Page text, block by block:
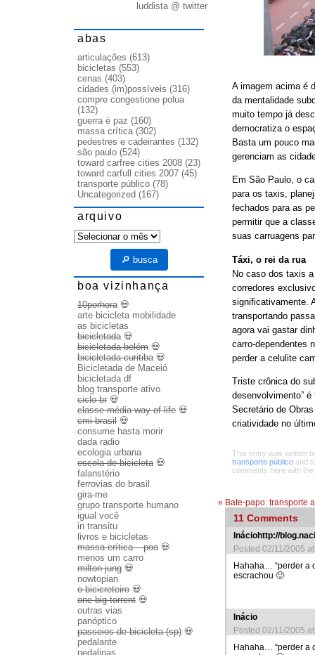
A imagem acima é
da mentalidade
muito tempo já
democratiza o
Basta um pouco
gerenciam as
Em São Paulo, o
para os taxis,
fechados para as
permitir que a
suas carruagens
Táxi, o rei da rua
No caso dos taxis
corredores
significativamente.
transportando
agora vai gastar
carro-dependentes
perder a celulite
Triste crônica do
desenvolvimento”
Secretário de
criatividade no
This entry was written
transporte público and
comments here with the
« Bate-papo: transporte
11 Comments
Ináciohttp://
Posted 02/11/2005
Hahaha… “perder a
escrachou 🙂
Inácio
Posted 02/11/2005
Hahaha… “perder a
luddista @ twitter
abas
articulações (613)
bicicletas (553)
cenas (403)
cidades (im)possíveis (316)
compre congestione polua
(132)
guerra é paz (160)
massa crítica(302)
pedestres e cadeirantes (132)
são paulo (524)
toward carfree cities 2008 (23)
toward carfull cities 2007 (45)
transporte público (78)
Uncategorized (167)
arquivo
arquivo
🔎 busca
boa vizinhança
10porhora💀
arte bicicleta mobilidade
as bicicletas
bicicletada💀
bicicletada belém 💀
bicicletada curitiba💀
Bicicletada de Maceió
bicicletada df
blog transporte ativo
ciclo br 💀
classe média way of life 💀
cmi brasil 💀
consume hasta morir
dada radio
ecologia urbana
escola de bicicleta💀
falanstério
ferrovias do brasil
gira-me
grupo transporte humano
igual você
in transitu
livros e bicicletas
massa crítica – poa💀
menos um carro
milton jung 💀
nowtopian
o bicicreteiro 💀
one big torrent 💀
outras vias
panóptico
passeios de bicicleta (sp) 💀
pedalante
pedalinas